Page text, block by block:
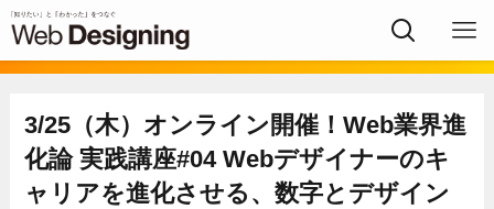
3/25（木）オンライン開催！Web業界進
化論 実践講座#04 Webデザイナーのキ
ャリアを進化させる、数字とデザイン